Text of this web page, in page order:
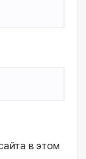
в этом